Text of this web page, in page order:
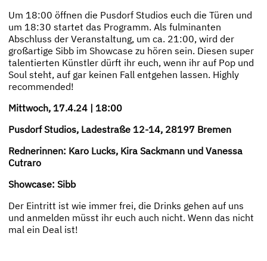
Um 18:00 öffnen die Pusdorf Studios euch die Türen und
um 18:30 startet das Programm. Als fulminanten
Abschluss der Veranstaltung, um ca. 21:00, wird der
großartige Sibb im Showcase zu hören sein. Diesen super
talentierten Künstler dürft ihr euch, wenn ihr auf Pop und
Soul steht, auf gar keinen Fall entgehen lassen. Highly
recommended!
Mittwoch, 17.4.24 | 18:00
Pusdorf Studios, Ladestraße 12-14, 28197 Bremen
Rednerinnen: Karo Lucks, Kira Sackmann und Vanessa
Cutraro
Showcase: Sibb
Der Eintritt ist wie immer frei, die Drinks gehen auf uns
und anmelden müsst ihr euch auch nicht. Wenn das nicht
mal ein Deal ist!